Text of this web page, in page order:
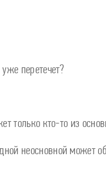
перетечет?
только кто-то из
неосновной может